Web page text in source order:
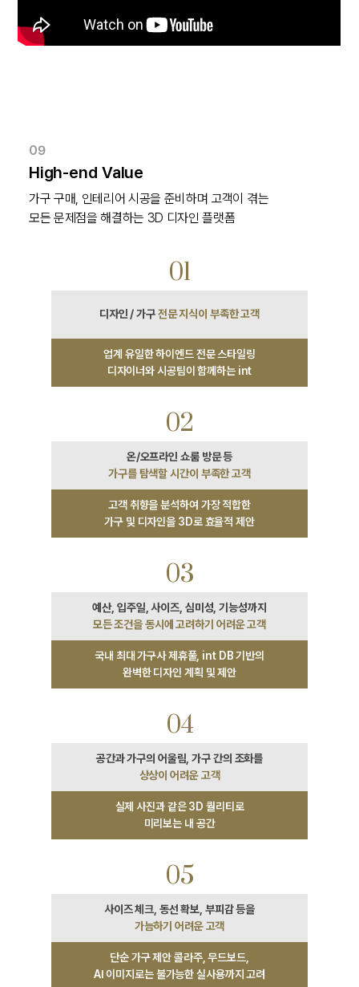
09
High-end Value
가구 구매, 인테리어 시공을 준비하며 고객이 겪는
모든 문제점을 해결하는 3D 디자인 플랫폼
01
디자인 / 가구전문 지식이 부족한 고객
업계 유일한 하이엔드 전문 스타일링
디자이너와 시공팀이 함께하는 int
02
가구를 탐색할 시간이 부족한 고객
고객 취향을 분석하여 가장 적합한
가구 및 디자인을 3D로 효율적 제안
03
모든 조건을 동시에 고려하기 어려운 고객
국내 최대 가구사 제휴풀, int DB 기반의
완벽한 디자인 계획 및 제안
04
상상이 어려운 고객
실제 사진과 같은 3D 퀄리티로
미리보는 내 공간
05
가늠하기 어려운 고객
단순 가구 제안 콜라주, 무드보드,
AI 이미지로는 불가능한 실사용까지 고려